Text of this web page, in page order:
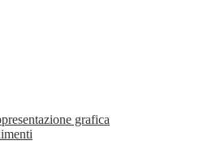
grafica